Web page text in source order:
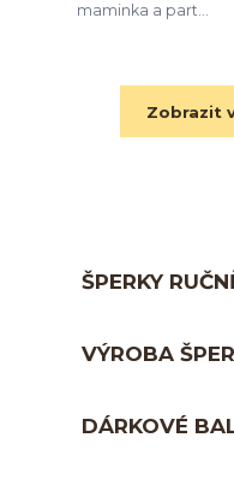
maminka a part...
Zobrazit
ŠPERKY
VÝROBA
DÁRKOVÉ